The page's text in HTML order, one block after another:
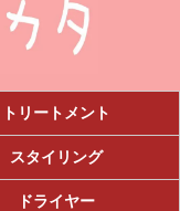
トリートメント
スタイリング
ドライヤー